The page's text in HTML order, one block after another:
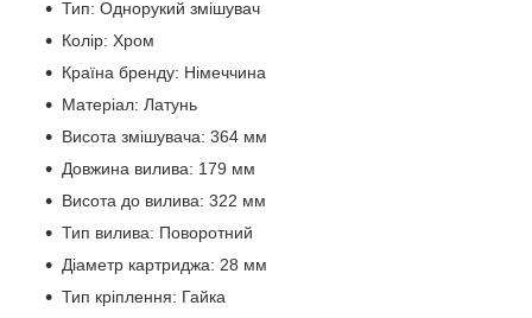
Тип: Однорукий змішувач
Колір: Хром
Країна бренду: Німеччина
Матеріал: Латунь
Висота змішувача: 364 мм
Довжина вилива: 179 мм
Висота до вилива: 322 мм
Тип вилива: Поворотний
Діаметр картриджа: 28 мм
Тип кріплення: Гайка